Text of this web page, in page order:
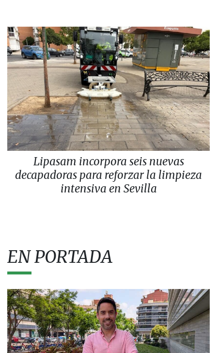
Lipasam incorpora seis nuevas
decapadoras para reforzar la limpieza
intensiva en Sevilla
EN PORTADA